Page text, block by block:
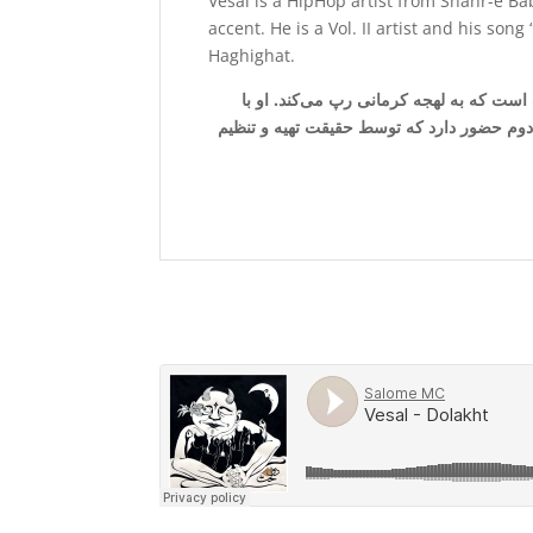
accent. He is a Vol. II artist and his song
Haghighat.
که به لهجه کرمانی رپ می‌کند. او با
حضور دارد که توسط حقیقت تهیه و تنظیم